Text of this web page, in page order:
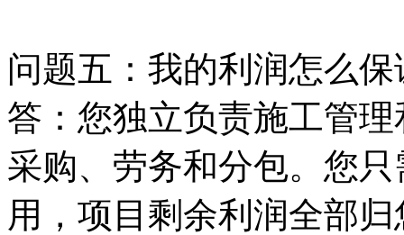
问题五：我的利润怎么保
答：您独立负责施工管
采购、劳务和分包。您
用，项目剩余利润全部